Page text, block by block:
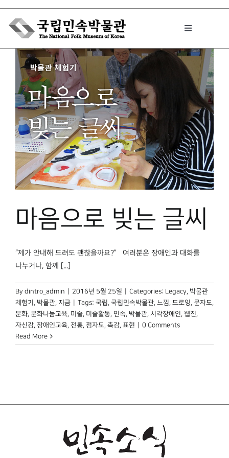
Skip
content
Toggle
박물관에서는
민속이야기
민속 인사이드
원문보기 PDF
마음으로 빚는 글씨
“제가 안내해 드려도 괜찮을까요?” 여러분은 장애인과 대화를
나누거나, 함께 [...]
By dintro_admin 2016년 5월 25일 Categories: Legacy, 박물관
체험기 , 박물관, 지금 Tags: 국립, 국립민속박물관, 느낌, 드로잉, 문자도,
문화, 문화나눔교육, 미술, 미술활동, 민속, 박물관, 시각장애인, 웹진,
자신감, 장애인교육, 전통, 점자도, 촉감, 표현
0 Comments
Read More